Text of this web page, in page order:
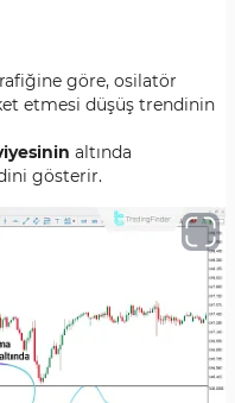
göre, osilatör
etmesi düşüş trendinin
altında
gösterir.